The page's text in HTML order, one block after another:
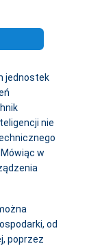
jednostek
nie
w
od
poprzez